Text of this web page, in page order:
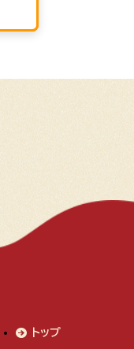
トップ